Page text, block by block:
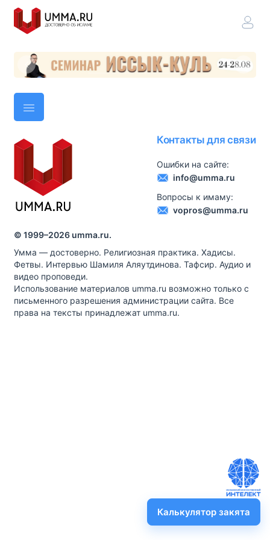
Контакты для связи
Ошибки на сайте:
info@umma.ru
Вопросы к имаму:
vopros@umma.ru
© 1999–2026 umma.ru.
Умма — достоверно. Религиозная практика. Хадисы.
Фетвы. Интервью Шамиля Аляутдинова. Тафсир. Аудио и
видео проповеди.
Использование материалов umma.ru возможно только с
письменного разрешения администрации сайта. Все
права на тексты принадлежат umma.ru.
Калькулятор закята